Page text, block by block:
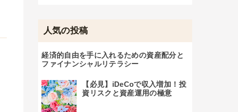
人気の投稿
経済的自由を手に入れるための資産配分と
ファイナンシャルリテラシー
【必見】iDeCoで収入増加！投
資リスクと資産運用の極意